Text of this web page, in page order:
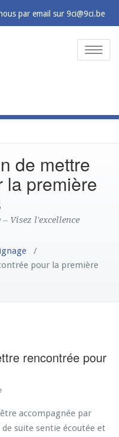
par email sur 9ci@9ci.be
Toggle
de mettre
la première
Visez l'excellence
/
pour la première
rencontrée pour
accompagnée par
suite sentie écoutée et